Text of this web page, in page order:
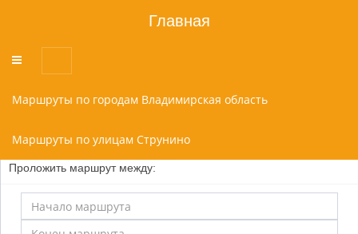
Главная
Переключатель
меню
Маршруты по городам Владимирская область
Маршруты по улицам Струнино
Проложить маршрут между: